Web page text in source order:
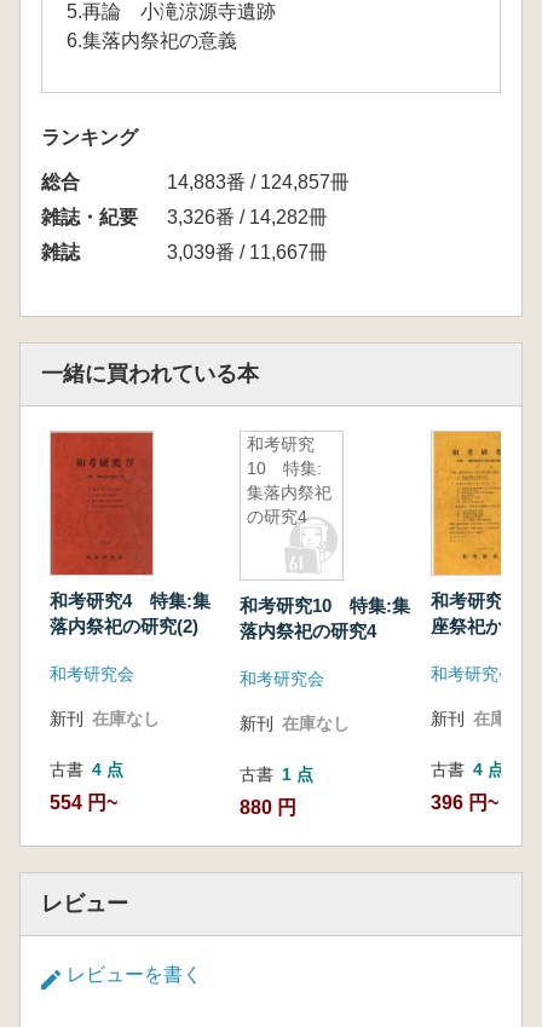
5.再論 小滝涼源寺遺跡
6.集落内祭祀の意義
ランキング
総合
14,883番 / 124,857冊
雑誌・紀要
3,326番 / 14,282冊
雑誌
3,039番 / 11,667冊
一緒に買われている本
和考研究4 特集:集
落内祭祀の研究(2)
和考研究会
新刊 在庫なし
古書 4 点
554 円~
和考研究
10 特集:
集落内祭祀
の研究4
和考研究10 特集:集
落内祭祀の研究4
和考研究会
新刊 在庫なし
古書 1 点
880 円
和考研究6
座祭祀から
和考研究会
新刊 在庫なし
古書 4 点
396 円~
レビュー
レビューを書く